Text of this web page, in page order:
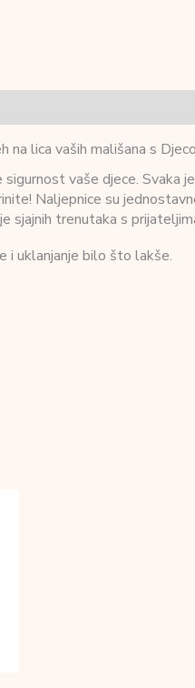
lica vaših mališana s
vaše djece. Svaka
Naljepnice su
sjajnih trenutaka s
i uklanjanje bilo što lakše.